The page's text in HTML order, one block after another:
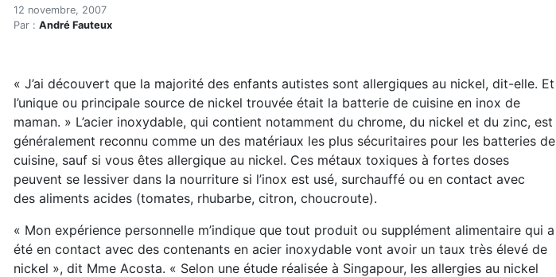
Accueil
Articles
Cuisine santé: tout naturel
Cuisine santé: tout naturel
12 novembre, 2007
Par : André Fauteux
« J’ai découvert que la majorité des enfants autistes sont allergiques au nickel, dit-elle. Et
l’unique ou principale source de nickel trouvée était la batterie de cuisine en inox de
maman. » L’acier inoxydable, qui contient notamment du chrome, du nickel et du zinc, est
généralement reconnu comme un des matériaux les plus sécuritaires pour les batteries de
cuisine, sauf si vous êtes allergique au nickel. Ces métaux toxiques à fortes doses
peuvent se lessiver dans la nourriture si l’inox est usé, surchauffé ou en contact avec
des aliments acides (tomates, rhubarbe, citron, choucroute).
« Mon expérience personnelle m’indique que tout produit ou supplément alimentaire qui a
été en contact avec des contenants en acier inoxydable vont avoir un taux très élevé de
nickel », dit Mme Acosta. « Selon une étude réalisée à Singapour, les allergies au nickel